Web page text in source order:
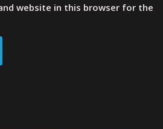
website in this browser for the